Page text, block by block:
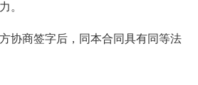
。
协商签字后，同本合同具有同等法